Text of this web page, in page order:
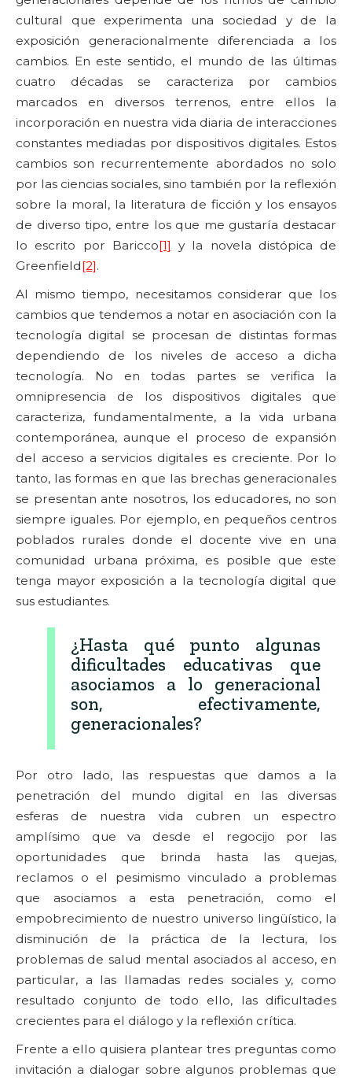
cultural que experimenta una sociedad y de la
exposición generacionalmente diferenciada a los
cambios. En este sentido, el mundo de las últimas
cuatro décadas se caracteriza por cambios
marcados en diversos terrenos, entre ellos la
incorporación en nuestra vida diaria de interacciones
constantes mediadas por dispositivos digitales. Estos
cambios son recurrentemente abordados no solo
por las ciencias sociales, sino también por la reflexión
sobre la moral, la literatura de ficción y los ensayos
de diverso tipo, entre los que me gustaría destacar
lo escrito por Baricco[1] y la novela distópica de
Greenfield[2].
Al mismo tiempo, necesitamos considerar que los
cambios que tendemos a notar en asociación con la
tecnología digital se procesan de distintas formas
dependiendo de los niveles de acceso a dicha
tecnología. No en todas partes se verifica la
omnipresencia de los dispositivos digitales que
caracteriza, fundamentalmente, a la vida urbana
contemporánea, aunque el proceso de expansión
del acceso a servicios digitales es creciente. Por lo
tanto, las formas en que las brechas generacionales
se presentan ante nosotros, los educadores, no son
siempre iguales. Por ejemplo, en pequeños centros
poblados rurales donde el docente vive en una
comunidad urbana próxima, es posible que este
tenga mayor exposición a la tecnología digital que
sus estudiantes.
¿Hasta qué punto algunas
dificultades educativas que
asociamos a lo generacional
son, efectivamente,
generacionales?
Por otro lado, las respuestas que damos a la
penetración del mundo digital en las diversas
esferas de nuestra vida cubren un espectro
amplísimo que va desde el regocijo por las
oportunidades que brinda hasta las quejas,
reclamos o el pesimismo vinculado a problemas
que asociamos a esta penetración, como el
empobrecimiento de nuestro universo lingüístico, la
disminución de la práctica de la lectura, los
problemas de salud mental asociados al acceso, en
particular, a las llamadas redes sociales y, como
resultado conjunto de todo ello, las dificultades
crecientes para el diálogo y la reflexión crítica.
Frente a ello quisiera plantear tres preguntas como
invitación a dialogar sobre algunos problemas que